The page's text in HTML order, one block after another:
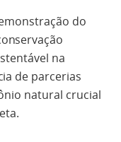
do
na
de parcerias
natural crucial